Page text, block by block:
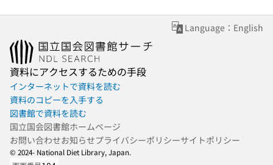
Language：English
資料にアクセスするための手段
インターネットで資料を読む
資料のコピーを入手する
図書館で資料を読む
国立国会図書館ホームページ
お問い合わせお知らせプライバシーポリシーサイトポリシー
© 2024- National Diet Library, Japan.